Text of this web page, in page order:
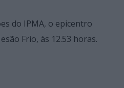
do IPMA, o epicentro
Frio, às 12.53 horas.